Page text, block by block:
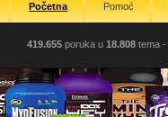
Početna Pomoć
419.655 poruka u 18.808 tema -